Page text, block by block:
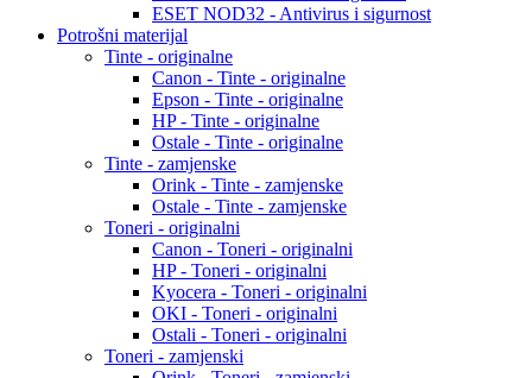
ESET NOD32 - Antivirus i sigurnost
Potrošni materijal
Tinte - originalne
Canon - Tinte - originalne
Epson - Tinte - originalne
HP - Tinte - originalne
Ostale - Tinte - originalne
Tinte - zamjenske
Orink - Tinte - zamjenske
Ostale - Tinte - zamjenske
Toneri - originalni
Canon - Toneri - originalni
HP - Toneri - originalni
Kyocera - Toneri - originalni
OKI - Toneri - originalni
Ostali - Toneri - originalni
Toneri - zamjenski